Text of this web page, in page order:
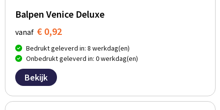
Balpen Venice Deluxe
vanaf € 0,92
Bedrukt geleverd in: 8 werkdag(en)
Onbedrukt geleverd in: 0 werkdag(en)
Bekijk